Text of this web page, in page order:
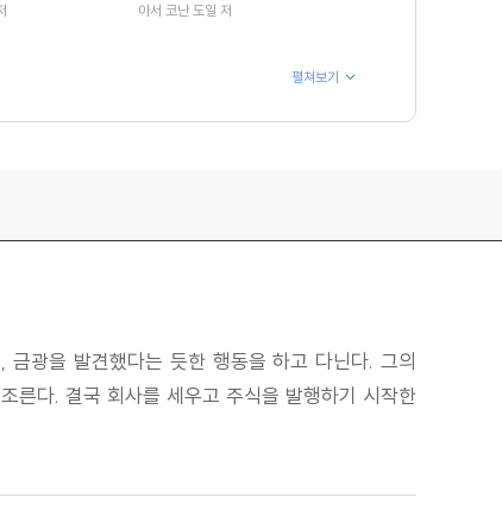
아서 코난 도일 저
펼쳐보기
광을 발견했다는 듯한 행동을 하고 다닌다. 그의
른다. 결국 회사를 세우고 주식을 발행하기 시작한